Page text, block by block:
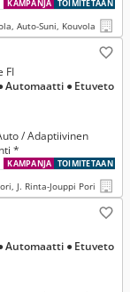
TOIMITETAAN
KAMPANJA
Auto-Suni, Kouvola
FI
Automaatti ● Etuveto
/ Adaptiivinen
*
TOIMITETAAN
KAMPANJA
J. Rinta-Jouppi Pori
Automaatti ● Etuveto